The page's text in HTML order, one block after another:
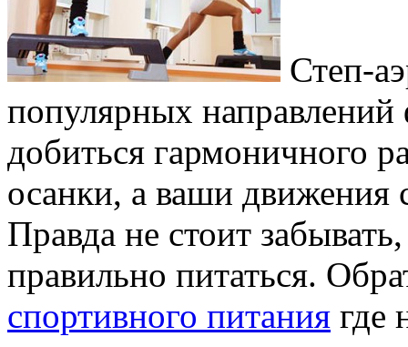
Степ-
популярных
добиться гармоничного
осанки, а ваши движения
Правда не стоит
правильно питаться.
спортивного питания где